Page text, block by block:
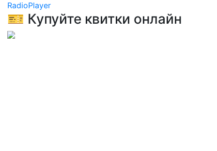
RadioPlayer
🎫 Купуйте квитки онлайн